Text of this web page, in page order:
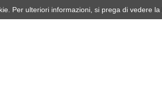
Per ulteriori informazioni, si prega di vedere la